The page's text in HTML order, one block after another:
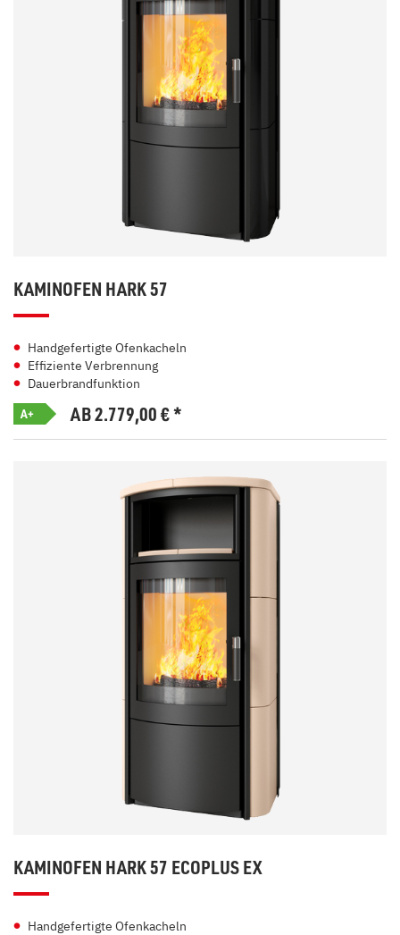
KAMINOFEN HARK 57
Handgefertigte Ofenkacheln
Effiziente Verbrennung
Dauerbrandfunktion
A+ AB 2.779,00€*
KAMINOFEN HARK 57 ECOPLUS EX
Handgefertigte Ofenkacheln